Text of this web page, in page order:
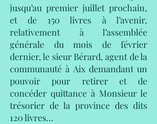
jusqu’au premier juillet prochain,
et de 150 livres à l’avenir,
relativement à l’assemblée
générale du mois de février
dernier, le sieur Bérard, agent de la
communauté à Aix demandant un
pouvoir pour retirer et de
concéder quittance à Monsieur le
trésorier de la province des dits
120 livres…